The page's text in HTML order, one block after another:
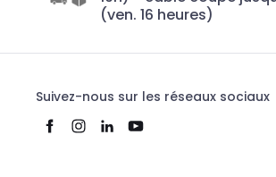
(ven. 16 heures)
Suivez-nous sur les réseaux sociaux